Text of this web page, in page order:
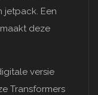
jetpack. Een
deze
versie
Transformers